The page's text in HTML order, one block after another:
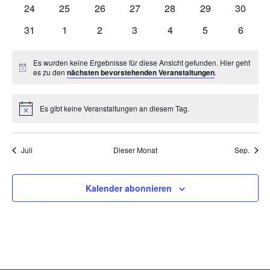
Veranstaltungen,Veranstaltungen,Veranstaltungen,Veranstaltungen,Veranstaltungen,
hat
Veranstaltungen,
24
hat
Veranstaltungen,
25
hat
Veranstaltungen,
26
hat
Veranstaltungen,
27
hat
Veranstaltungen,
28
hat
29
hat
30
hat
Veranstaltungen,
31
hat
Veranstaltungen,
1
hat
Veranstaltungen,
2
hat
Veranstaltungen,
3
hat
Veranstaltungen,
4
hat
5
hat
6
Hinweis
Es wurden keine Ergebnisse für diese Ansicht gefunden. Hier geht
es zu dennächsten bevorstehenden Veranstaltungen.
HinweisEs gibt keine Veranstaltungen an diesem Tag.
Juli Dieser Monat Sep.
Kalender abonnieren